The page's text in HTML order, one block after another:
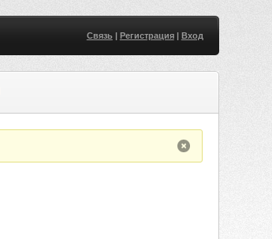
Связь| Регистрация| Вход